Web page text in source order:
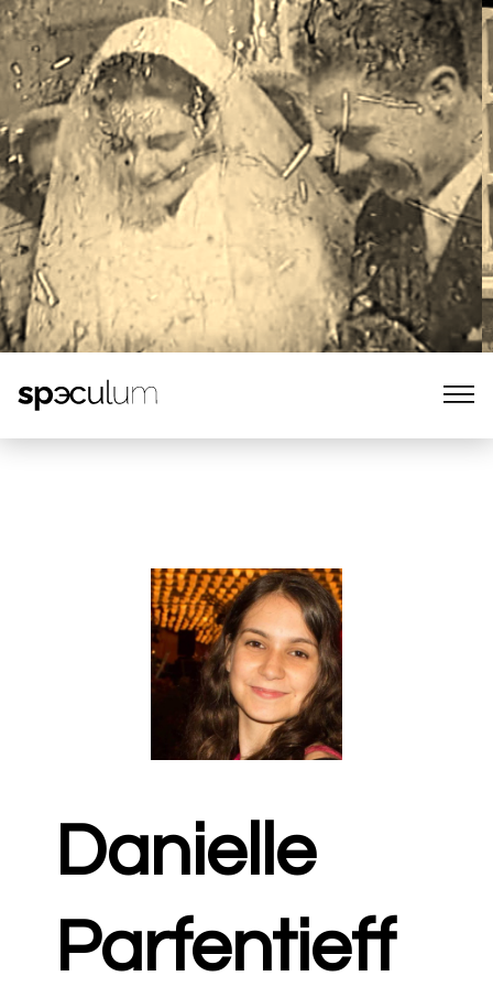
Danielle
Parfentieff